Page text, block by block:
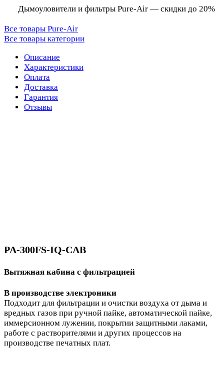
Дымоуловители и фильтры Pure-Air — скидки до 20%
Все товары Pure-Air
Все товары категории
Описание
Характеристики
Оплата
Доставка
Гарантия
Отзывы
PA-300FS-IQ-CAB
Вытяжная кабина с фильтрацией
В производстве электроники
Подходит для фильтрации и очистки воздуха от дыма и
вредных газов при ручной пайке, автоматической пайке,
иммерсионном лужении, покрытии защитными лаками,
работе с растворителями и других процессов на
производстве печатных плат.